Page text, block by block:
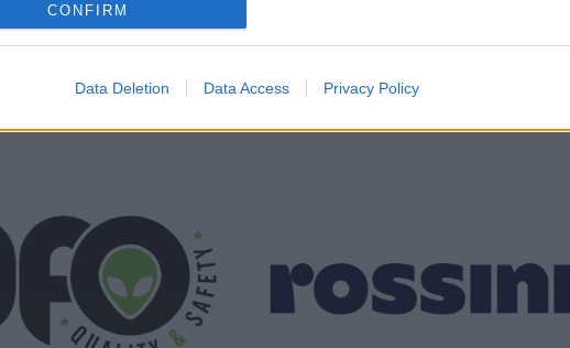
CONFIRM
Data Deletion Data Access Privacy Policy
I nostri Marchi